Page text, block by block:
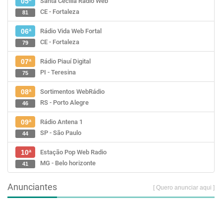
CE - Fortaleza
81
06ª
Rádio Vida Web Fortal
CE - Fortaleza
79
07ª
Rádio Piauí Digital
PI - Teresina
75
08ª
Sortimentos WebRádio
RS - Porto Alegre
46
09ª
Rádio Antena 1
SP - São Paulo
44
10ª
Estação Pop Web Radio
MG - Belo horizonte
41
Anunciantes [ Quero anunciar aqui ]